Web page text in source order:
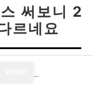
써보니 2
르네요